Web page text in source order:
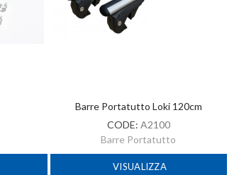
Barre Portatutto Loki 120cm
CODE: A2100
Barre Portatutto
VISUALIZZA